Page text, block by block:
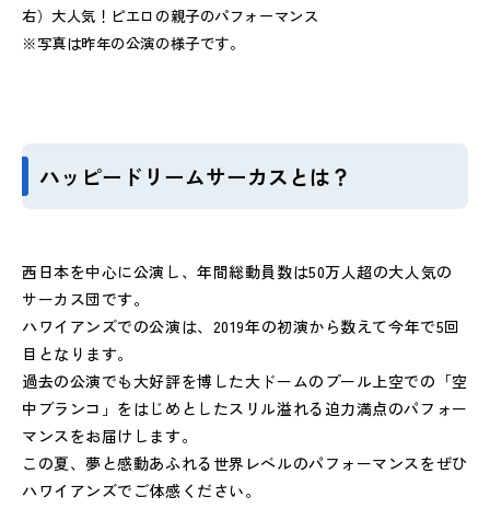
右）大人気！ピエロの親子のパフォーマンス
※写真は昨年の公演の様子です。
ハッピードリームサーカスとは？
西日本を中心に公演し、年間総動員数は50万人超の大人気の
サーカス団です。
ハワイアンズでの公演は、2019年の初演から数えて今年で5回
目となります。
過去の公演でも大好評を博した大ドームのプール上空での「空
中ブランコ」をはじめとしたスリル溢れる迫力満点のパフォー
マンスをお届けします。
この夏、夢と感動あふれる世界レベルのパフォーマンスをぜひ
ハワイアンズでご体感ください。